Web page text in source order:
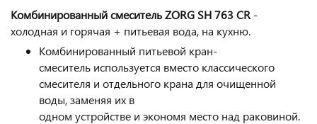
Комбинированный смеситель ZORG SH 763 CR -
холодная и горячая + питьевая вода, на кухню.
Комбинированный питьевой кран-
смеситель используется вместо классического
смесителя и отдельного крана для очищенной
воды, заменяя их в
одном устройстве и экономя место над раковиной.